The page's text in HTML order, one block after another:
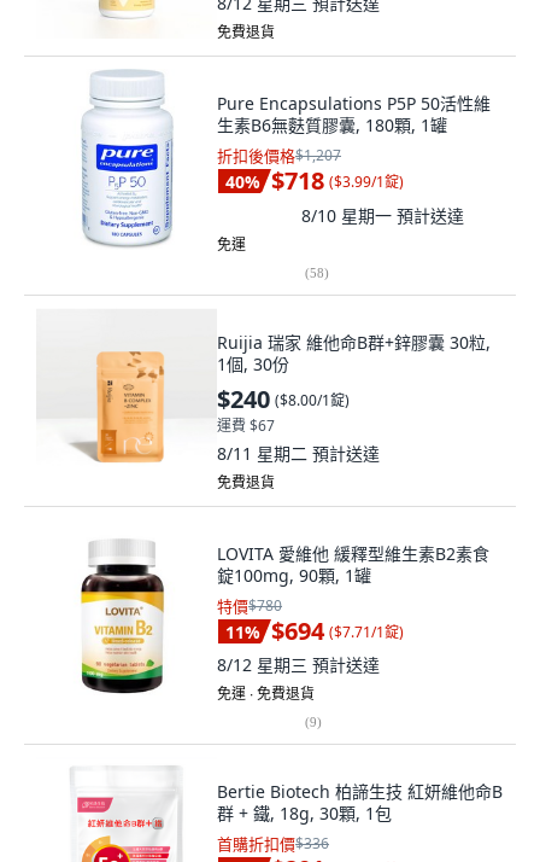
免費退貨
Pure Encapsulations P5P 50活性維
生素B6無麩質膠囊, 180顆, 1罐
折扣後價格$1,207
40% $718 ($3.99/1錠)
8/10 星期一 預計送達
免運
(58)
Ruijia 瑞家 維他命B群+鋅膠囊 30粒,
1個, 30份
$240 ($8.00/1錠)
運費 $67
8/11 星期二 預計送達
免費退貨
LOVITA 愛維他 緩釋型維生素B2素食
錠100mg, 90顆, 1罐
特價$780
11% $694 ($7.71/1錠)
8/12 星期三 預計送達
免運 ∙ 免費退貨
(9)
Bertie Biotech 柏諦生技 紅妍維他命B
群 + 鐵, 18g, 30顆, 1包
首購折扣價$336